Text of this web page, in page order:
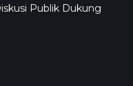
Publik Dukung